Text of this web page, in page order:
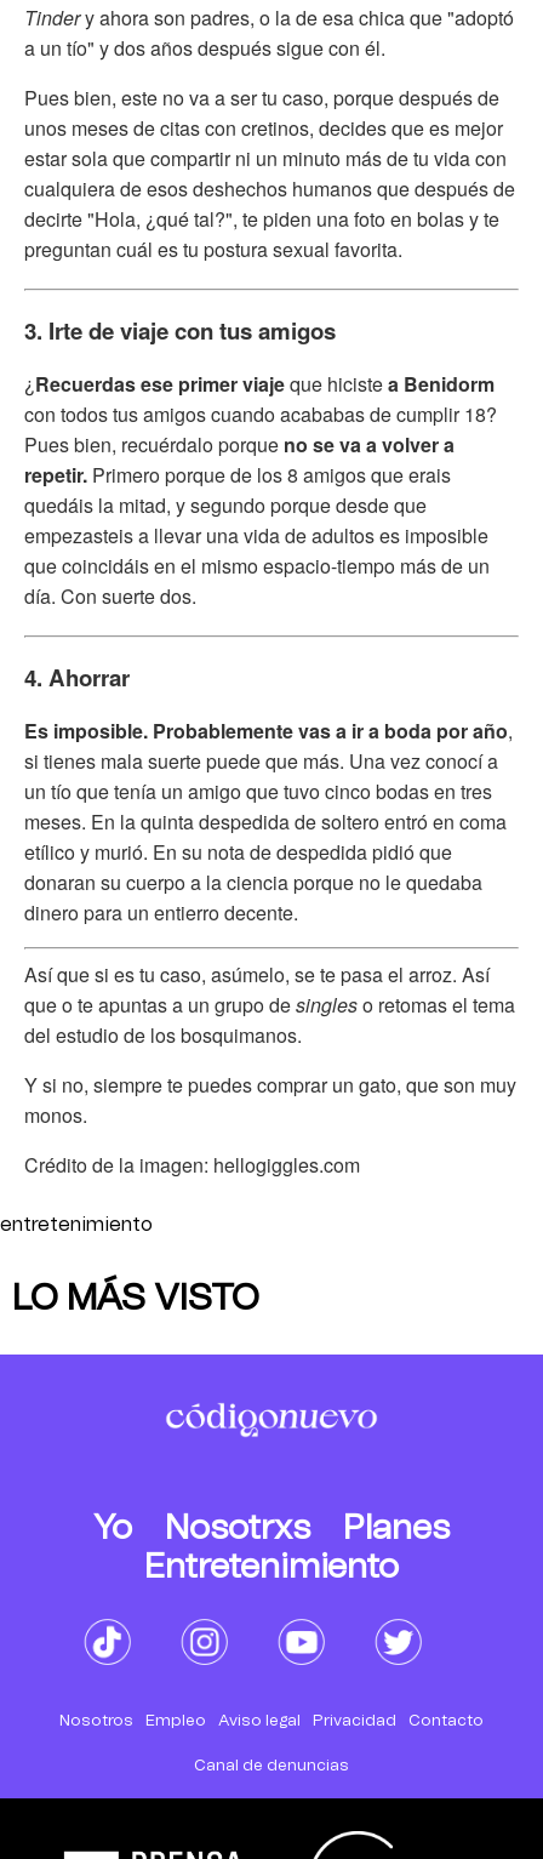
Tindery ahora son padres, o la de esa chica que "adoptó
a un tío" y dos años después sigue con él.
Pues bien, este no va a ser tu caso, porque después de
unos meses de citas con cretinos, decides que es mejor
estar sola que compartir ni un minuto más de tu vida con
cualquiera de esos deshechos humanos que después de
decirte "Hola, ¿qué tal?", te piden una foto en bolas y te
preguntan cuál es tu postura sexual favorita.
3. Irte de viaje con tus amigos
¿Recuerdas ese primer viajeque hicistea Benidorm
con todos tus amigos cuando acababas de cumplir 18?
Pues bien, recuérdalo porque no se va a volver a
repetir. Primero porque de los 8 amigos que erais
quedáis la mitad, y segundo porque desde que
empezasteis a llevar una vida de adultos es imposible
que coincidáis en el mismo espacio-tiempo más de un
día. Con suerte dos.
4. Ahorrar
Es imposible. Probablemente vas a ir a boda por año,
si tienes mala suerte puede que más. Una vez conocí a
un tío que tenía un amigo que tuvo cinco bodas en tres
meses. En la quinta despedida de soltero entró en coma
etílico y murió. En su nota de despedida pidió que
donaran su cuerpo a la ciencia porque no le quedaba
dinero para un entierro decente.
Así que si es tu caso, asúmelo, se te pasa el arroz. Así
que o te apuntas a un grupo desingleso retomas el tema
del estudio de los bosquimanos.
Y si no, siempre te puedes comprar un gato, que son muy
monos.
Crédito de la imagen: hellogiggles.com
entretenimiento
LO MÁS VISTO
Yo Nosotrxs
Planes
Entretenimiento
Nosotros Empleo Aviso legal Privacidad Contacto
Canal de denuncias